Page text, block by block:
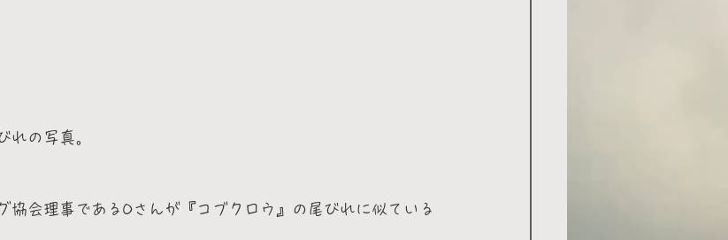
れの写真。
協会理事であるOさんが『コブクロウ』の尾びれに似ている